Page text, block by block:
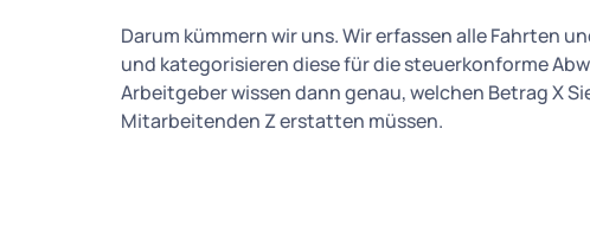
Darum kümmern wir uns. Wir erfassen alle Fahrten
und kategorisieren diese für die steuerkonforme
Arbeitgeber wissen dann genau, welchen Betrag X
Mitarbeitenden Z erstatten müssen.